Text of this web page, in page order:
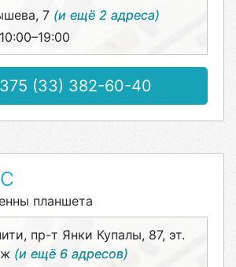
7 (и ещё 2 адреса)
(33) 382-60-40
планшета
пр-т Янки Купалы, 87, эт.
(и ещё 6 адресов)